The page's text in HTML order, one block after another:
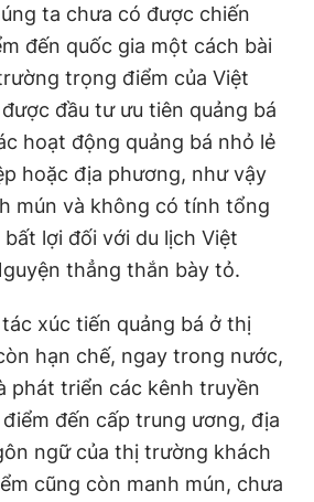
ta chưa có được chiến
đến quốc gia một cách bài
trọng điểm của Việt
đầu tư ưu tiên quảng bá
hoạt động quảng bá nhỏ lẻ
hoặc địa phương, như vậy
mún và không có tính tổng
lợi đối với du lịch Việt
thẳng thắn bày tỏ.
xúc tiến quảng bá ở thị
hạn chế, ngay trong nước,
phát triển các kênh truyền
đến cấp trung ương, địa
ngữ của thị trường khách
cũng còn manh mún, chưa